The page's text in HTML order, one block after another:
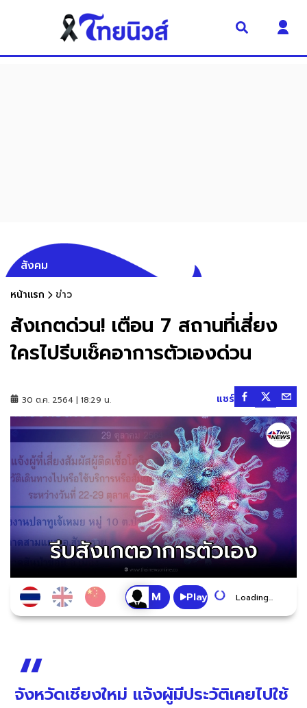
สังคม
หน้าแรก ข่าว
สังเกตด่วน! เตือน 7 สถานที่เสี่ยง
ใครไปรีบเช็คอาการตัวเองด่วน
30 ต.ค. 2564 | 18:29 น. แชร์
Play Loading...
จังหวัดเชียงใหม่ แจ้งผู้มีประวัติเคยไปใช้